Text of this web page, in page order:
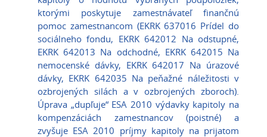
ktorými poskytuje zamestnávateľ finančnú
pomoc zamestnancom (EKRK 637016 Prídel do
sociálneho fondu, EKRK 642012 Na odstupné,
EKRK 642013 Na odchodné, EKRK 642015 Na
nemocenské dávky, EKRK 642017 Na úrazové
dávky, EKRK 642035 Na peňažné náležitosti v
ozbrojených silách a v ozbrojených zboroch).
Úprava „dupľuje“ ESA 2010 výdavky kapitoly na
kompenzáciách zamestnancov (poistné) a
zvyšuje ESA 2010 príjmy kapitoly na prijatom